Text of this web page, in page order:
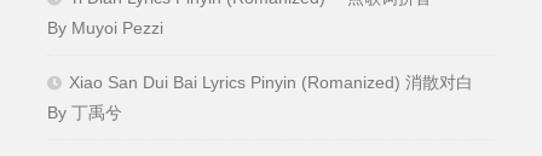
By Muyoi Pezzi
Xiao San Dui Bai Lyrics Pinyin (Romanized) 消散对白
By 丁禹兮